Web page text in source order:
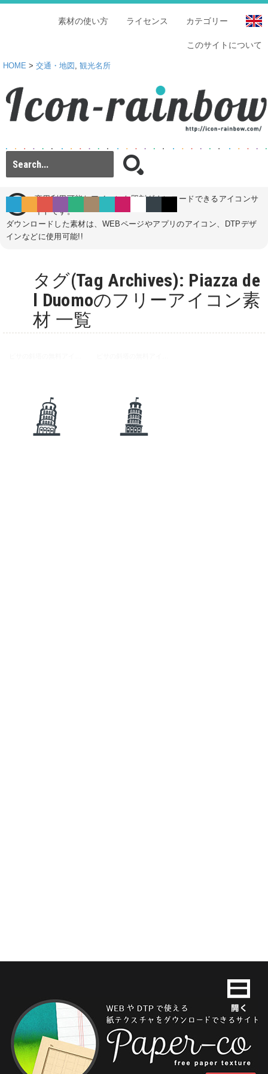
カテゴリー
ライセンス
素材の使い方
このサイトについて
HOME > 交通・地図 , 観光名所
商用利用可能なアイコンを即刻ダウンロードできるアイコンサ
イトです。
ダウンロードした素材は、WEBページやアプリのアイコン、DTPデザ
インなどに使用可能!!
タグ(Tag Archives): Piazza de
l Duomoのフリーアイコン素
材 一覧